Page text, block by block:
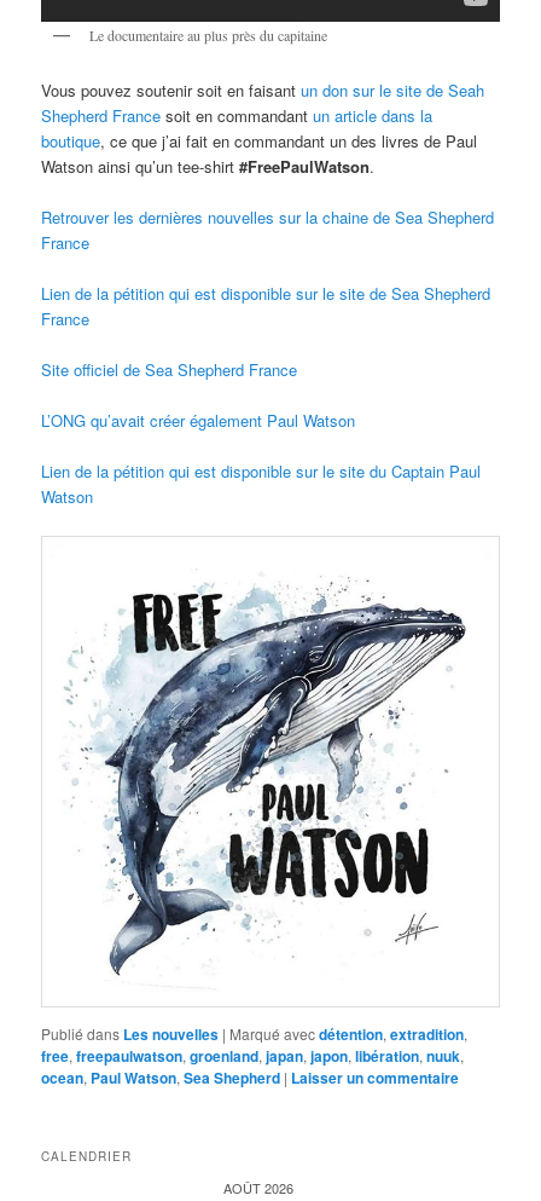
Le documentaire au plus près du capitaine
Vous pouvez soutenir soit en faisantun don sur le site de Seah
Shepherd France soit en commandantun article dans la
boutique, ce que j’ai fait en commandant un des livres de Paul
Watson ainsi qu’un tee-shirt#FreePaulWatson.
Retrouver les dernières nouvelles sur la chaine de Sea Shepherd
France
Lien de la pétition qui est disponible sur le site de Sea Shepherd
France
Site officiel de Sea Shepherd France
L’ONG qu’avait créer également Paul Watson
Lien de la pétition qui est disponible sur le site du Captain Paul
Watson
Publié dans Les nouvelles | Marqué avecdétention,extradition,
free,freepaulwatson,groenland,japan,japon,libération,nuuk,
ocean, Paul Watson,Sea Shepherd | Laisser un commentaire
CALENDRIER
AOÛT 2026